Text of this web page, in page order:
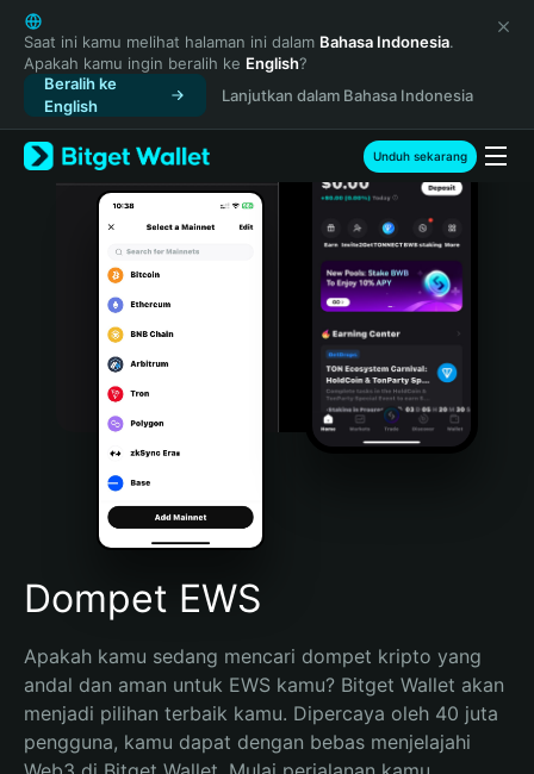
English
日本語
Tiếng Việt
Русский
Español (Latinoamérica)
Türkçe
Italiano
Português (Portugal)
Bahasa Indonesia
Português (Brasil)
Español (Argentina)
Saat ini kamu melihat halaman ini dalam Bahasa Indonesia.
Apakah kamu ingin beralih ke English?
Beralih ke
English
Lanjutkan dalam Bahasa Indonesia
Unduh sekarang
Dompet EWS
Apakah kamu sedang mencari dompet kripto yang
andal dan aman untuk EWS kamu? Bitget Wallet akan
menjadi pilihan terbaik kamu. Dipercaya oleh 40 juta
pengguna, kamu dapat dengan bebas menjelajahi